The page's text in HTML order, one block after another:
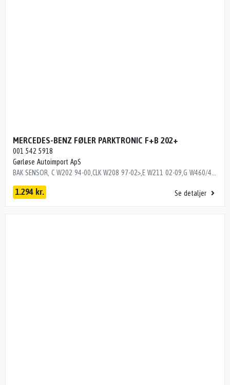
MERCEDES-BENZ FØLER PARKTRONIC F+B 202+
001 542 5918
Gørløse Autoimport ApS
1.294 kr. Se detaljer